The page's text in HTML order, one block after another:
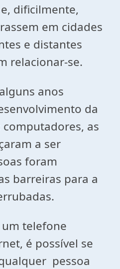
dificilmente,
em cidades
e distantes
relacionar-se.
anos
da
as
a ser
foram
barreiras para a
telefone
é possível se
pessoa